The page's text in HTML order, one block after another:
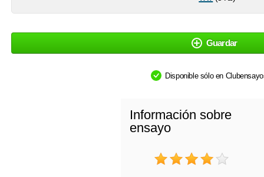
Guardar
Disponible sólo en
Información sobre
ensayo